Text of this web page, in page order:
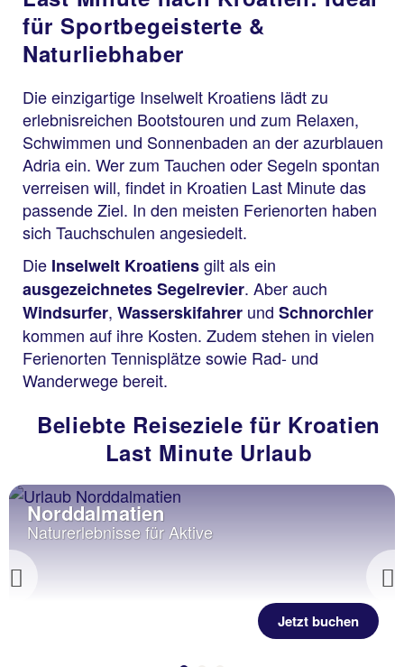
für Sportbegeisterte &
Naturliebhaber
Die einzigartige Inselwelt Kroatiens lädt zu
erlebnisreichen Bootstouren und zum Relaxen,
Schwimmen und Sonnenbaden an der azurblauen
Adria ein. Wer zum Tauchen oder Segeln spontan
verreisen will, findet in Kroatien Last Minute das
passende Ziel. In den meisten Ferienorten haben
sich Tauchschulen angesiedelt.
Die Inselwelt Kroatiensgilt als ein
ausgezeichnetes Segelrevier. Aber auch
Windsurfer, Wasserskifahrer und Schnorchler
kommen auf ihre Kosten. Zudem stehen in vielen
Ferienorten Tennisplätze sowie Rad- und
Wanderwege bereit.
Beliebte Reiseziele für Kroatien
Last Minute Urlaub
Previous
Norddalmatien
Naturerlebnisse für Aktive
Jetzt buchen